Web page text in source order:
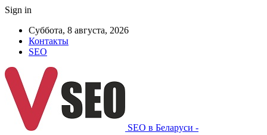
Sign in
Суббота, 8 августа, 2026
Контакты
SEO
SEO в Беларуси -